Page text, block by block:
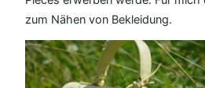
zum Nähen von Bekleidung.